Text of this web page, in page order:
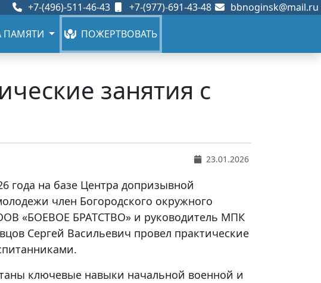
+7-(496)-511-46-43 +7-(977)-691-43-48 bbnoginsk@mail.ru
ПАМЯТИ ПОЖЕРТВОВАТЬ
занятия с
23.01.2026
года на базе Центра допризывной
член Богородского окружного
«БОЕВОЕ БРАТСТВО» и руководитель МПК
Сергей Васильевич провел практические
ключевые навыки начальной военной и